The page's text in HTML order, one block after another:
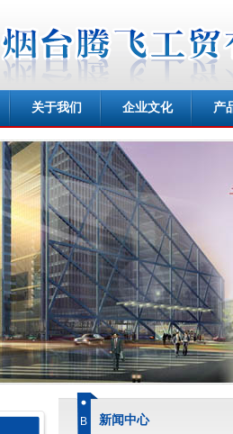
关于我们 企业文化 产
B 新闻中心